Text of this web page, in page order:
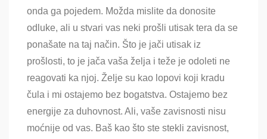
onda ga pojedem. Možda mislite da donosite
odluke, ali u stvari vas neki prošli utisak tera da se
ponašate na taj način. Što je jači utisak iz
prošlosti, to je jača vaša želja i teže je odoleti ne
reagovati ka njoj. Želje su kao lopovi koji kradu
čula i mi ostajemo bez bogatstva. Ostajemo bez
energije za duhovnost. Ali, vaše zavisnosti nisu
moćnije od vas. Baš kao što ste stekli zavisnost,